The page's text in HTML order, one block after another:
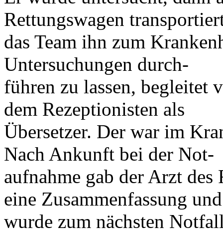
Rettungswagen
das Team ihn zum
Untersuchungen durch-
führen zu lassen, begleitet
dem Rezeptionisten als
Übersetzer. Der war im
Nach Ankunft bei der Not-
aufnahme gab der Arzt
eine Zusammenfassung und
wurde zum nächsten